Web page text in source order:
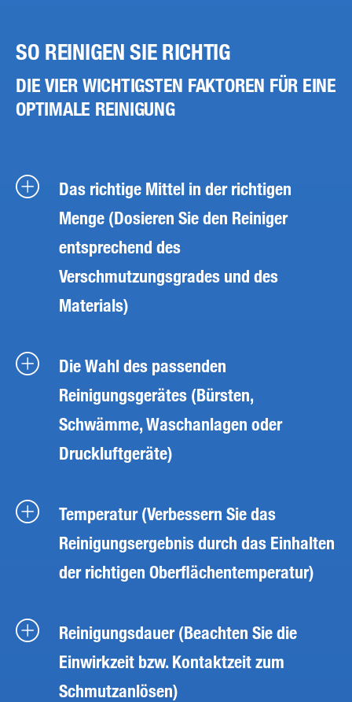
SO REINIGEN SIE RICHTIG
DIE VIER WICHTIGSTEN FAKTOREN FÜR EINE
OPTIMALE REINIGUNG
Das richtige Mittel in der richtigen
Menge (Dosieren Sie den Reiniger
entsprechend des
Verschmutzungsgrades und des
Materials)
Die Wahl des passenden
Reinigungsgerätes (Bürsten,
Schwämme, Waschanlagen oder
Druckluftgeräte)
Temperatur (Verbessern Sie das
Reinigungsergebnis durch das Einhalten
der richtigen Oberflächentemperatur)
Reinigungsdauer (Beachten Sie die
Einwirkzeit bzw. Kontaktzeit zum
Schmutzanlösen)